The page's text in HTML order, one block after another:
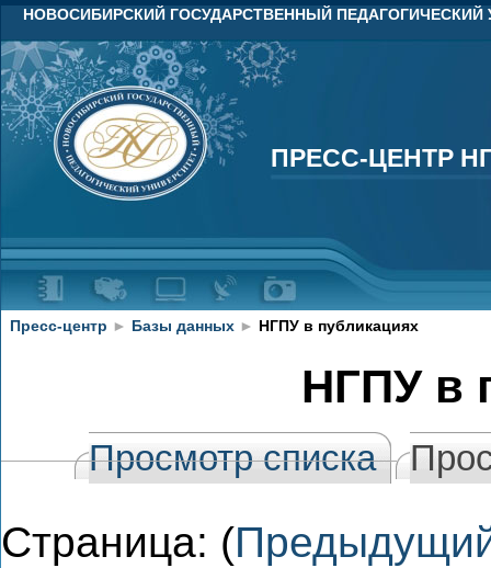
НОВОСИБИРСКИЙ ГОСУДАРСТВЕННЫЙ ПЕДАГОГИЧЕСКИЙ
ПРЕСС-ЦЕНТР
ПРЕСС-ЦЕНТР
Пресс-центр ► Базы данных ► НГПУ в публикациях
НГПУ в
Просмотр списка
Страница: (